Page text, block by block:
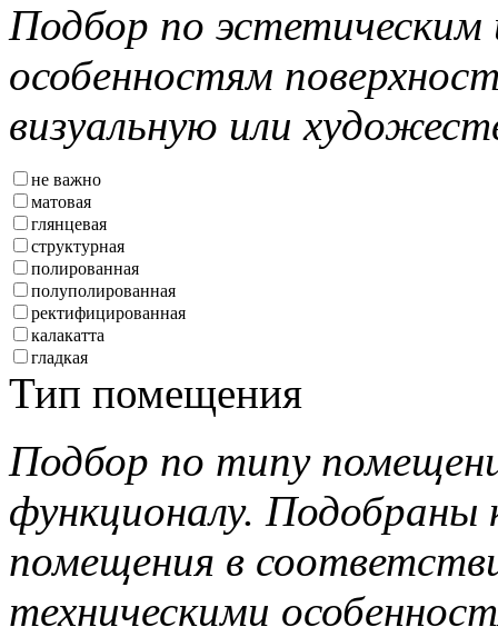
Подбор по эстетическим
особенностям
визуальную или
не важно
матовая
глянцевая
структурная
полированная
полуполированная
ректифицированная
калакатта
гладкая
Тип помещения
Подбор по типу
функционалу. Подобраны
помещения в
техническими